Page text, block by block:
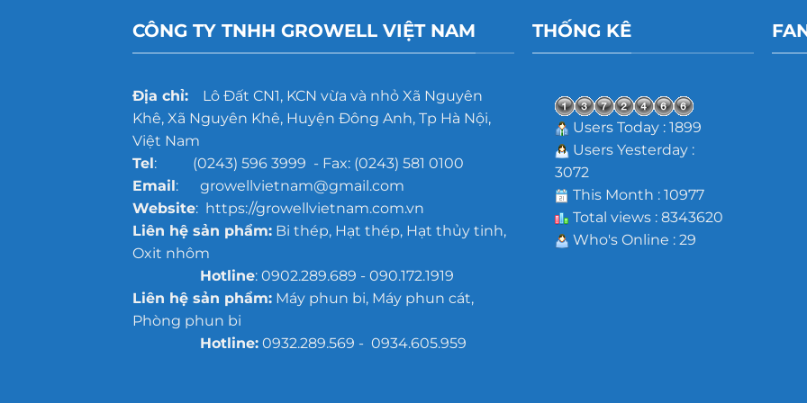
CÔNG TY TNHH GROWELL VIỆT NAM
Địa chỉ:Lô Đất CN1, KCN vừa và nhỏ Xã Nguyên
Khê, Xã Nguyên Khê, Huyện Đông Anh, Tp Hà Nội,
Việt Nam
Tel: (0243) 596 3999 - Fax: (0243) 581 0100
Email: growellvietnam@gmail.com
Website: https://growellvietnam.com.vn
Liên hệ sản phẩm:Bi thép, Hạt thép, Hạt thủy tinh,
Oxit nhôm
Hotline: 0902.289.689 - 090.172.1919
Liên hệ sản phẩm:Máy phun bi, Máy phun cát,
Phòng phun bi
Hotline:0932.289.569 - 0934.605.959
THỐNG KÊ
Users Today : 1899
Users Yesterday :
3072
This Month : 10977
Total views : 8343620
Who's Online : 29